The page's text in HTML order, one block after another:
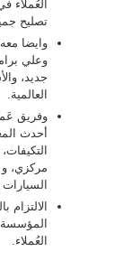
العُملاء
تصليح
وايضا
وعلي
جديد،
العالمية.
وفريق
أحدث
مركزي،
المؤسسة
العُملاء.